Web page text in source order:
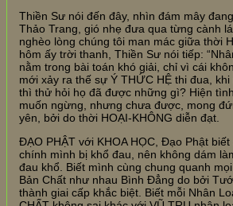
Thiền Sư nói đến đây, nhìn đám mây
Thảo Trang, gió nhẹ đưa qua từng cành
nghèo lòng chúng tôi man mác giữa thời
hôm ấy trời thanh, Thiền Sư nói tiếp:
nằm trong bài toán khó giải, chỉ vì cái
mới xảy ra thế sự Ý THỨC HỆ thi đua,
thì thử hỏi họ đã được những gì? Hiện
muốn ngừng, nhưng chưa được, mong
yên, bởi do thời HOẠI-KHÔNG diễn đạt.
ĐẠO PHẬT với KHOA HỌC, Đạo Phật
chính mình bị khổ đau, nên không dám
đau khổ. Biết mình cùng chung quanh
Bản Chất như nhau Bình Đẳng do bởi
thành giai cấp khắc biệt. Biết mỗi Nhân